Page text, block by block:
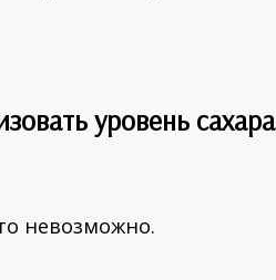
уровень сахара
невозможно.